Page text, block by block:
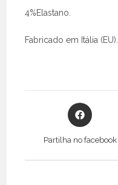
4%Elastano.
Fabricado em Itália (EU).
Opens
in
Partilha no facebook